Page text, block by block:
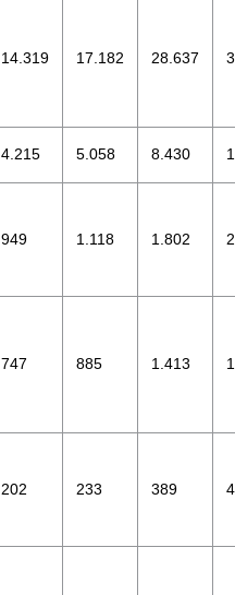
14.319 17.182 28.637
4.215 5.058 8.430
949 1.118 1.802
747 885 1.413
202 233 389